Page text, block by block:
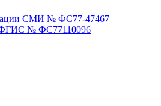
СМИ № ФС77-47467
ФГИС № ФС77110096